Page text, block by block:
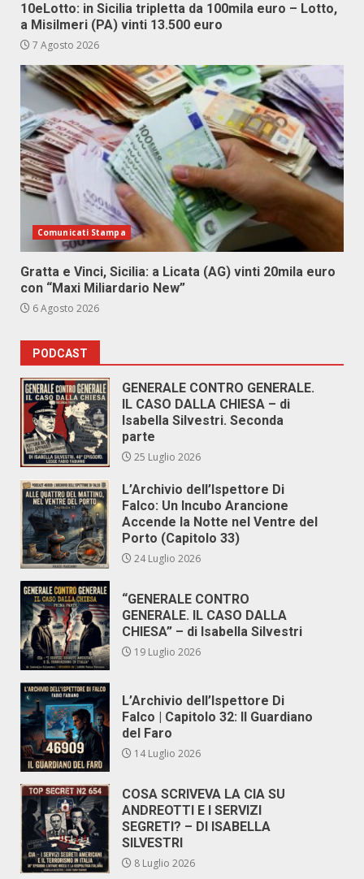
10eLotto: in Sicilia tripletta da 100mila euro – Lotto,
a Misilmeri (PA) vinti 13.500 euro
7 Agosto 2026
Comunicati Stampa
Gratta e Vinci, Sicilia: a Licata (AG) vinti 20mila euro
con “Maxi Miliardario New”
6 Agosto 2026
PODCAST
GENERALE CONTRO GENERALE.
IL CASO DALLA CHIESA – di
Isabella Silvestri. Seconda
parte
25 Luglio 2026
L’Archivio dell’Ispettore Di
Falco: Un Incubo Arancione
Accende la Notte nel Ventre del
Porto (Capitolo 33)
24 Luglio 2026
“GENERALE CONTRO
GENERALE. IL CASO DALLA
CHIESA” – di Isabella Silvestri
19 Luglio 2026
L’Archivio dell’Ispettore Di
Falco | Capitolo 32: Il Guardiano
del Faro
14 Luglio 2026
COSA SCRIVEVA LA CIA SU
ANDREOTTI E I SERVIZI
SEGRETI? – DI ISABELLA
SILVESTRI
8 Luglio 2026